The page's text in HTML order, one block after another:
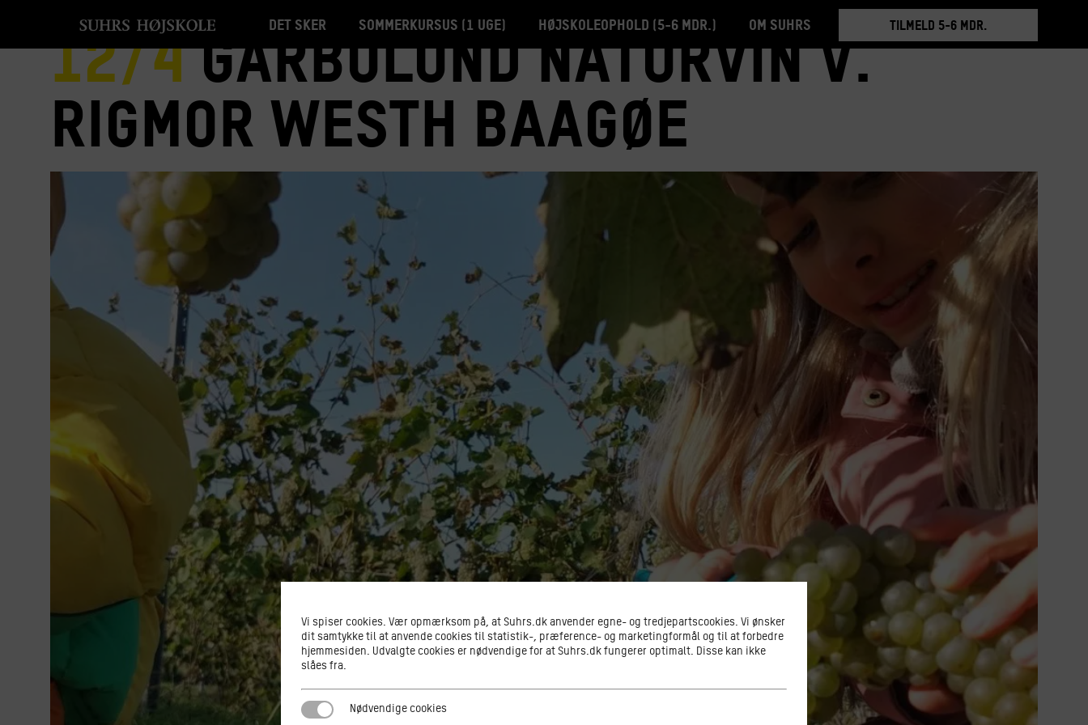
Det sker Sommerkursus (1 uge) Højskoleophold (5-6 mdr.) Om Suhrs
BOOK RUNDVISNING
TILMELD 5-6 MDR.
12/4Garbolund Naturvin v.
Rigmor Westh Baagøe
Vi spiser cookies. Vær opmærksom på, at Suhrs.dk anvender egne- og tredjepartscookies. Vi ønsker
dit samtykke til at anvende cookies til statistik-, præference- og marketingformål og til at forbedre
hjemmesiden. Udvalgte cookies er nødvendige for at Suhrs.dk fungerer optimalt. Disse kan ikke
slåes fra.
Nødvendige cookies
Nødvendige cookies